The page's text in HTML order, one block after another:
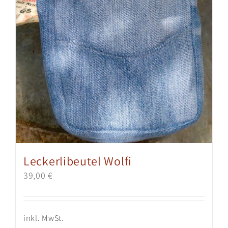
gewählt
werden
Leckerlibeutel Wolfi
39,00€
inkl. MwSt.